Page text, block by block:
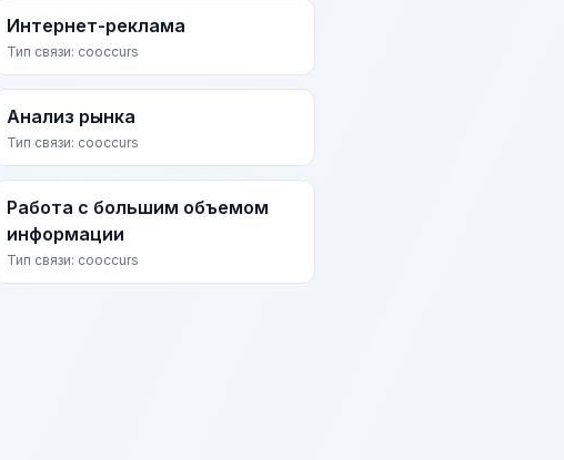
Интернет-реклама
Тип связи: cooccurs
Анализ рынка
Тип связи: cooccurs
Работа с большим объемом
информации
Тип связи: cooccurs